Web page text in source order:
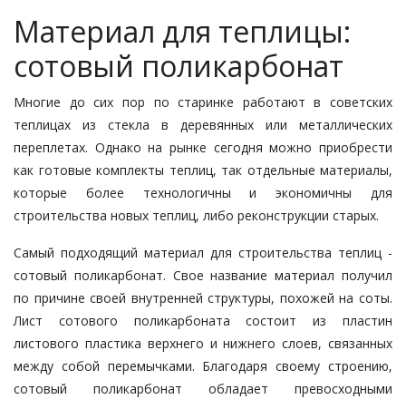
Материал для теплицы:
сотовый поликарбонат
Многие до сих пор по старинке работают в советских
теплицах из стекла в деревянных или металлических
переплетах. Однако на рынке сегодня можно приобрести
как готовые комплекты теплиц, так отдельные материалы,
которые более технологичны и экономичны для
строительства новых теплиц, либо реконструкции старых.
Самый подходящий материал для строительства теплиц -
сотовый поликарбонат. Свое название материал получил
по причине своей внутренней структуры, похожей на соты.
Лист сотового поликарбоната состоит из пластин
листового пластика верхнего и нижнего слоев, связанных
между собой перемычками. Благодаря своему строению,
сотовый поликарбонат обладает превосходными